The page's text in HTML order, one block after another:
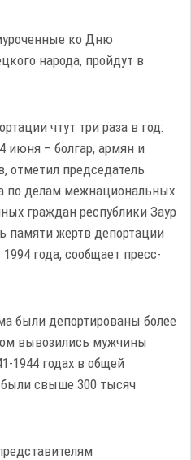
ко Дню
народа, пройдут в
чтут три раза в год:
июня – болгар, армян и
отметил председатель
по делам межнациональных
граждан республики Заур
жертв депортации
года, сообщает пресс-
были депортированы более
вывозились мужчины
1944 годах в общей
свыше 300 тысяч